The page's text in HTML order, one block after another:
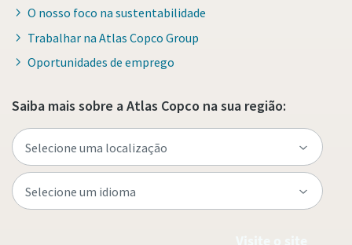
O nosso foco na sustentabilidade
Trabalhar na Atlas Copco Group
Oportunidades de emprego
Saiba mais sobre a Atlas Copco na sua região: